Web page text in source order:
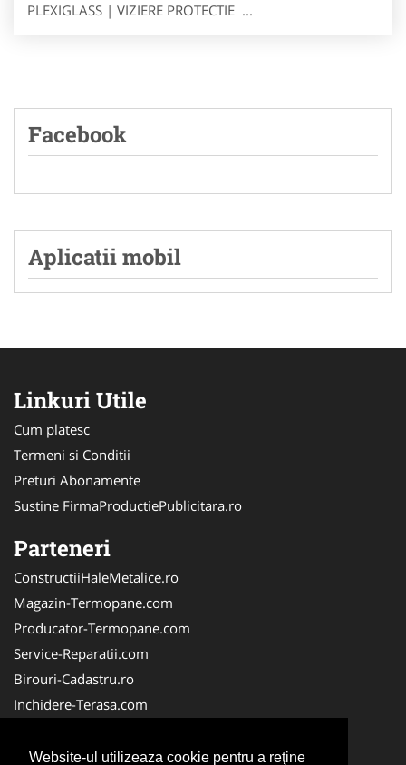
Website-ul utilizeaza cookie pentru a reţine
PLEXIGLASS | VIZIERE PROTECTIE ...
Facebook
Aplicatii mobil
Linkuri Utile
Cum platesc
Termeni si Conditii
Preturi Abonamente
Sustine FirmaProductiePublicitara.ro
Parteneri
ConstructiiHaleMetalice.ro
Magazin-Termopane.com
Producator-Termopane.com
Service-Reparatii.com
Birouri-Cadastru.ro
Inchidere-Terasa.com
SistemeFotovoltaice.com